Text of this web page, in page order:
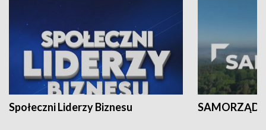
Społeczni Liderzy Biznesu SAMORZĄD